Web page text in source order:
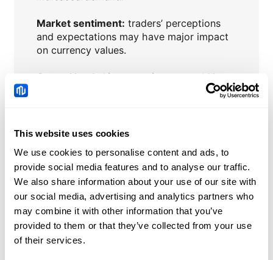
This website uses cookies
We use cookies to personalise content and ads, to
provide social media features and to analyse our traffic.
We also share information about your use of our site with
our social media, advertising and analytics partners who
may combine it with other information that you’ve
provided to them or that they’ve collected from your use
of their services.
Market sentiment: traders’ perceptions
and expectations may have major impact
on currency values.
Central banks’ interventions
to stabilize
EURNOKActualités
China: Credit demand
and liquidity trends –
DBS
2026-08-08 05:51:00 (GMT+0)